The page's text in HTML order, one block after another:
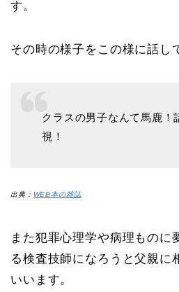
す。
その時の様子をこの様に話し
クラスの男子なんて馬鹿！
視！
出典： WEB本の雑誌
また犯罪心理学や病理ものに
る検査技師になろうと父親に
いいます。